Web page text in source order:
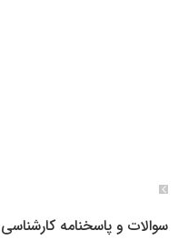
سوالات و پاسخنامه کارشناسی